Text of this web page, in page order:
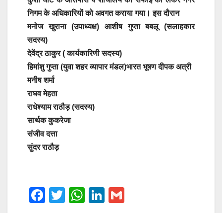
निगम के अधिकारियों को अवगत कराया गया। इस दौरान
मनोज खुराना (उपाध्यक्ष) आशीष गुप्ता बबलू (सलाहकार
सदस्य)
देवेंद्र ठाकुर ( कार्यकारिणी सदस्य)
हिमांशु गुप्ता (युवा शहर व्यापार मंडल)भारत भूषण दीपक अत्री
मनीष शर्मा
राघव मेहता
राधेश्याम राठौड़ (सदस्य)
सार्थक कुकरेजा
संजीव दत्ता
सुंदर राठौड़
F
T
W
Li